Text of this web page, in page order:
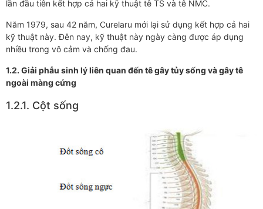
lần đầu tiên kết hợp cả hai kỹ thuật tê TS và tê NMC.
Năm 1979, sau 42 năm, Curelaru mới lại sử dụng kết hợp cả hai
kỹ thuật này. Đên nay, kỹ thuật này ngày càng được áp dụng
nhiều trong vô cảm và chống đau.
1.2. Giải phẫu sinh lý liên quan đến tê gây tủy sống và gây tê
ngoài màng cứng
1.2.1. Cột sống